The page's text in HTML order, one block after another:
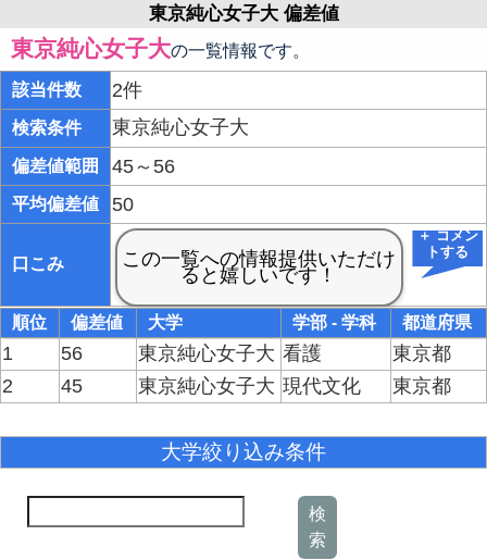
東京純心女子大 偏差値
東京純心女子大の一覧情報です。
該当件数 2件
検索条件 東京純心女子大
偏差値範囲 45～56
平均偏差値 50
口こみ
＋ コメン
トする
順位 偏差値 大学 学部 - 学科 都道府県
1 56 東京純心女子大 看護
東京都
2
45 東京純心女子大 現代文化 東京都
大学絞り込み条件
検
索